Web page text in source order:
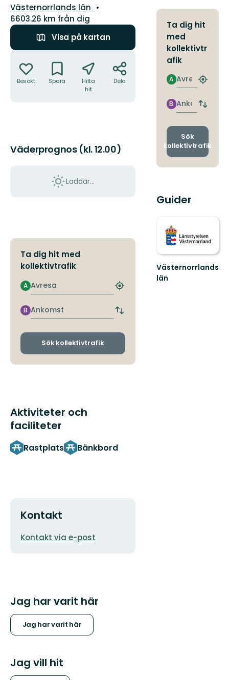
Län:
Västernorrlands län
6603.26 km från dig
Visa på kartan
Besökt Spara
Hitta
hit
Dela
Väderprognos (kl. 12.00)
Laddar...
Ta dig hit med
kollektivtrafik
Avresa
A
Hitta
hållplats
Ankomst
B
Byt
och
Sök kollektivtrafik
Aktiviteter och
faciliteter
Rastplats Bänkbord
Kontakt
E-
Kontakt via e-post
Jag har varit här
Jag har varit här
Jag vill hit
Ta dig hit
med
kollektivtr
afik
Avresa
A
Hitta
Ankomst
B
Byt
och
Sök
kollektivtrafik
Guider
Västernorrlands
län